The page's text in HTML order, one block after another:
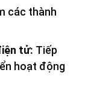
các thành
tử: Tiếp
hoạt động